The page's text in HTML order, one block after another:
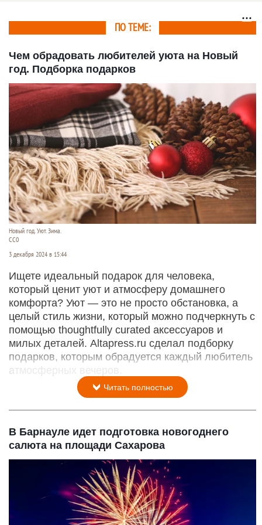
ПО ТЕМЕ:
Чем обрадовать любителей уюта на Новый
год. Подборка подарков
Новый год. Уют. Зима.
СС0
3 декабря 2024 в 15:44
Ищете идеальный подарок для человека,
который ценит уют и атмосферу домашнего
комфорта? Уют — это не просто обстановка, а
целый стиль жизни, который можно подчеркнуть с
помощью thoughtfully curated аксессуаров и
милых деталей. Altapress.ru сделал подборку
подарков, которым обрадуется каждый любитель
атмосферных вечеров.
Читать полностью
В Барнауле идет подготовка новогоднего
салюта на площади Сахарова